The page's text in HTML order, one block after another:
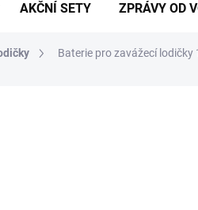
AKČNÍ SETY ZPRÁVY OD
Baterie pro zavážecí lodičky